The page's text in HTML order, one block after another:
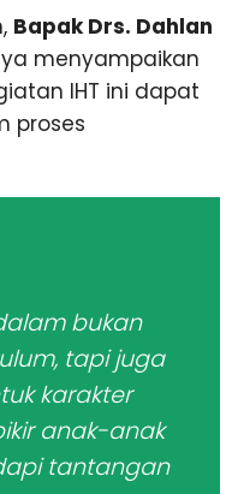
Bapak Drs. Dahlan
menyampaikan
IHT ini dapat
proses
bukan
tapi juga
karakter
anak-anak
tantangan